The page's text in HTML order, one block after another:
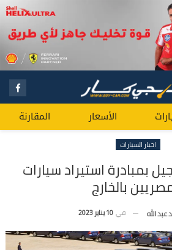
الأسعار المقارنة
اخبار السيارات
بمبادرة استيراد سيارات
بالخارج
عبد الله في 10 يناير 2023